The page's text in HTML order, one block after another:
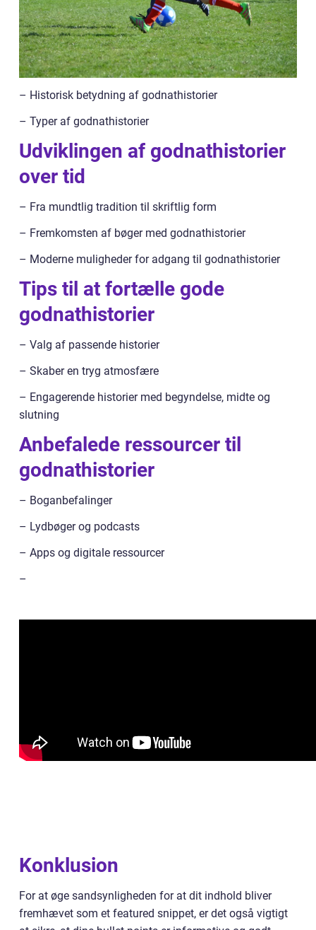
– Historisk betydning af godnathistorier
– Typer af godnathistorier
Udviklingen af godnathistorier
over tid
– Fra mundtlig tradition til skriftlig form
– Fremkomsten af bøger med godnathistorier
– Moderne muligheder for adgang til godnathistorier
Tips til at fortælle gode
godnathistorier
– Valg af passende historier
– Skaber en tryg atmosfære
– Engagerende historier med begyndelse, midte og
slutning
Anbefalede ressourcer til
godnathistorier
– Boganbefalinger
– Lydbøger og podcasts
– Apps og digitale ressourcer
–
Konklusion
For at øge sandsynligheden for at dit indhold bliver
fremhævet som et featured snippet, er det også vigtigt